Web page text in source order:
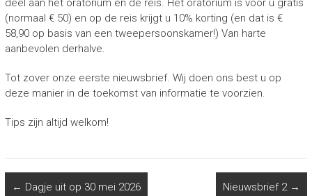
deel aan het oratorium en de reis. Het oratorium is voor u gratis
(normaal € 50) en op de reis krijgt u 10% korting (en dat is €
58,90 op basis van een tweepersoonskamer!) Van harte
aanbevolen derhalve.
Tot zover onze eerste nieuwsbrief. Wij doen ons best u op
deze manier in de toekomst van informatie te voorzien.
Tips zijn altijd welkom!
← Dagje uit op 30 mei 2026 Nieuwsbrief 2 →